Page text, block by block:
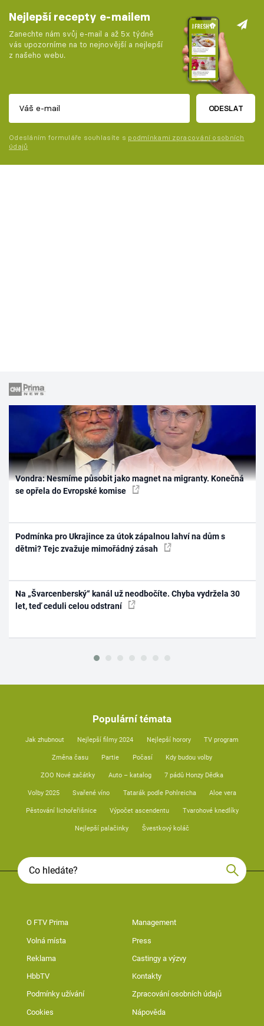
Nejlepší recepty e-mailem
Zanechte nám svůj e-mail a až 5x týdně
vás upozorníme na to nejnovější a nejlepší
z našeho webu.
ODESLAT
Odesláním formuláře souhlasíte s podmínkami zpracování osobních
údajů
Vondra: Nesmíme působit jako magnet na migranty. Konečná
se opřela do Evropské komise
Podmínka pro Ukrajince za útok zápalnou lahví na dům s
dětmi? Tejc zvažuje mimořádný zásah
Na „Švarcenberský“ kanál už neodbočíte. Chyba vydržela 30
let, teď ceduli celou odstraní
Populární témata
Jak zhubnout Nejlepší filmy 2024 Nejlepší horory TV program
Změna času Partie Počasí Kdy budou volby
ZOO Nové začátky Auto – katalog 7 pádů Honzy Dědka
Volby 2025 Svařené víno Tatarák podle Pohlreicha Aloe vera
Pěstování lichořeřišnice Výpočet ascendentu Tvarohové knedlíky
Nejlepší palačinky Švestkový koláč
O FTV Prima Management
Volná místa Press
Reklama Castingy a výzvy
HbbTV Kontakty
Podmínky užívání Zpracování osobních údajů
Cookies Nápověda